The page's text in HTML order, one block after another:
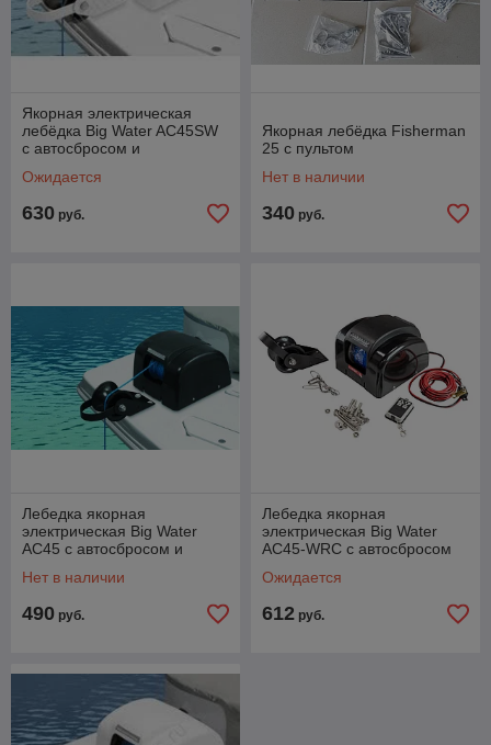
Якорная электричеcкая
лебёдка Big Water AC45SW
с автосбросом и
Ожидается
630 руб.
Якорная лебёдка Fisherman
25 c пультом
Нет в наличии
340 руб.
Лебедка якорная
электричеcкая Big Water
AC45 с автосбросом и
Нет в наличии
490 руб.
Лебедка якорная
электричеcкая Big Water
AC45-WRC с автосбросом
Ожидается
612 руб.